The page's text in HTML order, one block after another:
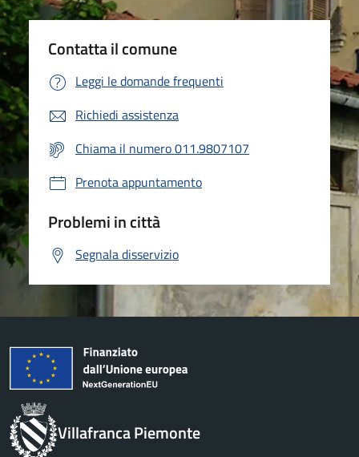
Contatta il comune
Leggi le domande frequenti
Richiedi assistenza
Chiama il numero 011.9807107
Prenota appuntamento
Problemi in città
Segnala disservizio
Villafranca Piemonte